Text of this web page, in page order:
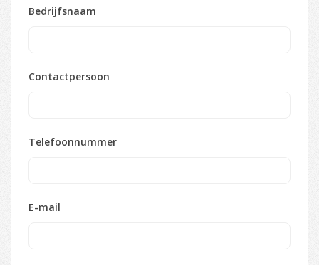
Bedrijfsnaam
Contactpersoon
Telefoonnummer
E-mail